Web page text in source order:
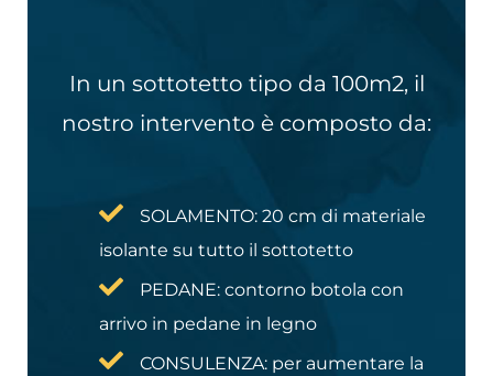
In un sottotetto tipo da 100m2, il
nostro intervento è composto da:
SOLAMENTO: 20 cm di materiale
isolante su tutto il sottotetto
PEDANE: contorno botola con
arrivo in pedane in legno
CONSULENZA: per aumentare la